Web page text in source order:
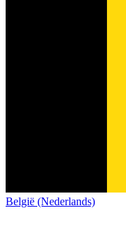
België (Nederlands)